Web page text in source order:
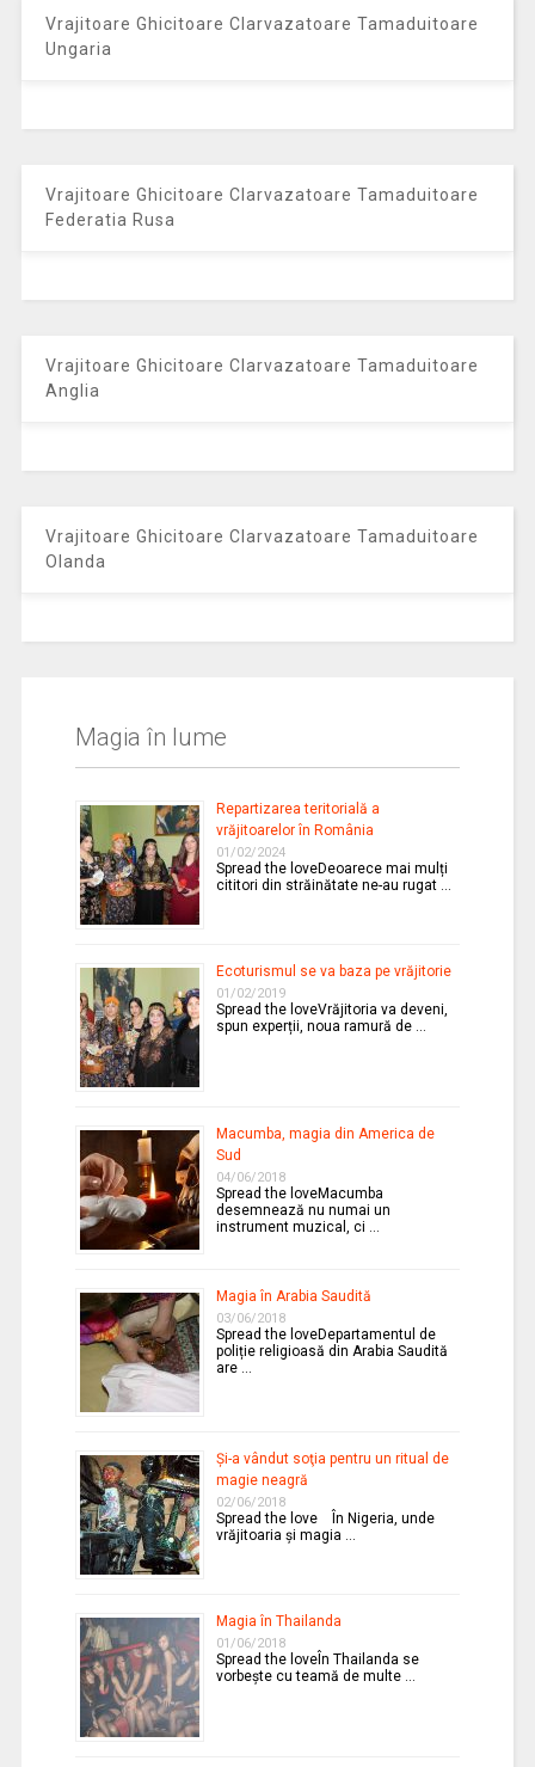
Vrajitoare Ghicitoare Clarvazatoare Tamaduitoare
Ungaria
Vrajitoare Ghicitoare Clarvazatoare Tamaduitoare
Federatia Rusa
Vrajitoare Ghicitoare Clarvazatoare Tamaduitoare
Anglia
Vrajitoare Ghicitoare Clarvazatoare Tamaduitoare
Olanda
Magia în lume
Repartizarea teritorială a
vrăjitoarelor în România
01/02/2024
Spread the loveDeoarece mai mulți
cititori din străinătate ne-au rugat …
Ecoturismul se va baza pe vrăjitorie
01/02/2019
Spread the loveVrăjitoria va deveni,
spun experții, noua ramură de …
Macumba, magia din America de
Sud
04/06/2018
Spread the loveMacumba
desemnează nu numai un
instrument muzical, ci …
Magia în Arabia Saudită
03/06/2018
Spread the loveDepartamentul de
poliție religioasă din Arabia Saudită
are …
Şi-a vândut soţia pentru un ritual de
magie neagră
02/06/2018
Spread the love În Nigeria, unde
vrăjitoaria şi magia …
Magia în Thailanda
01/06/2018
Spread the loveÎn Thailanda se
vorbeşte cu teamă de multe …